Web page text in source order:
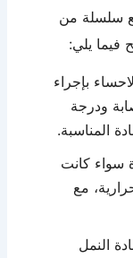
سلسلة من
فيما يلي:
بإجراء
ودرجة
المناسبة.
سواء كانت
مع
النمل